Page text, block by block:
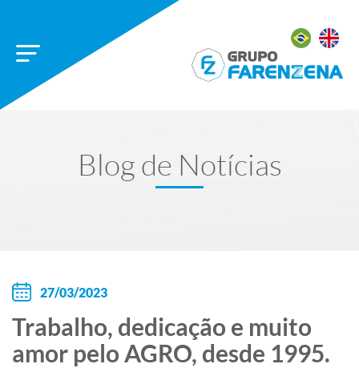
Blog de Notícias
27/03/2023
Trabalho, dedicação e muito
amor pelo AGRO, desde 1995.